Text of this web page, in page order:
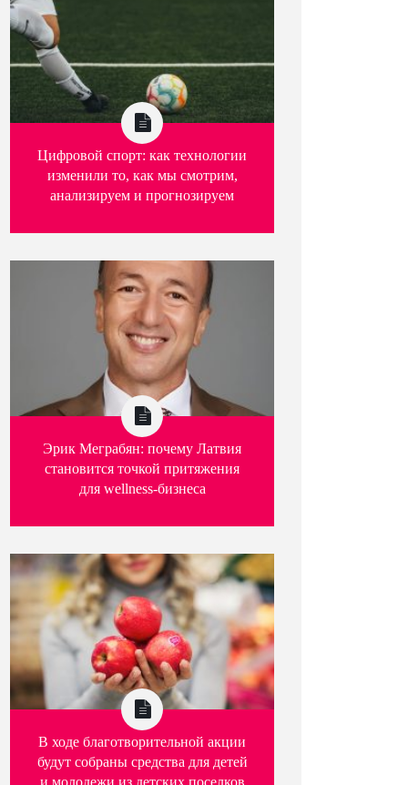
Цифровой спорт: как технологии
изменили то, как мы смотрим,
анализируем и прогнозируем
Эрик Меграбян: почему Латвия
становится точкой притяжения
для wellness-бизнеса
В ходе благотворительной акции
будут собраны средства для детей